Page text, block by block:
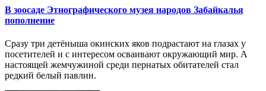
В зоосаде Этнографического музея народов Забайкалья
пополнение
Сразу три детёныша окинских яков подрастают на глазах у
посетителей и с интересом осваивают окружающий мир. А
настоящей жемчужиной среди пернатых обитателей стал
редкий белый павлин.